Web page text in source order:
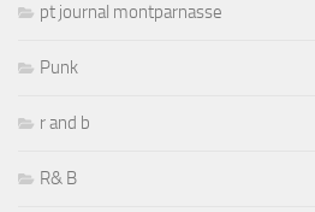
pt journal montparnasse
Punk
r and b
R& B